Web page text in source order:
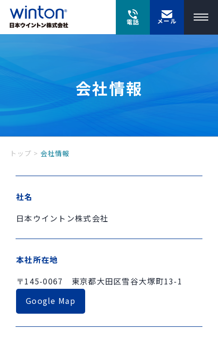
電話 メール
会社情報
トップ > 会社情報
社名
日本ウイントン株式会社
本社所在地
〒145-0067 東京都大田区雪谷大塚町13-1
Google Map